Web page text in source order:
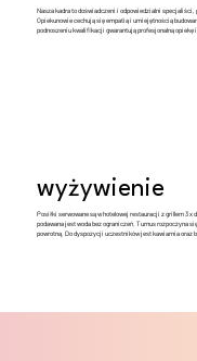
Nasza kadra to doświadczeni i odpowiedzialni
Opiekunowie cechują się empatią i umiejętnością
podnoszeniu kwalifikacji gwarantują profesjonalną opiekę i
wyżywienie
Posiłki serwowane są w hotelowej restauracji z grillem 3
podawana jest woda bez ograniczeń. Turnus rozpoczyna
powrotną. Do dyspozycji uczestników jest kawiarnia oraz